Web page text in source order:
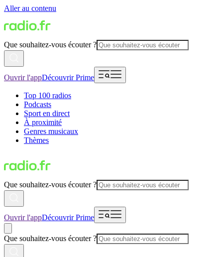
Aller au contenu
Que souhaitez-vous écouter ?
Ouvrir l'appDécouvrir Prime
Top 100 radios
Podcasts
Sport en direct
À proximité
Genres musicaux
Thèmes
Que souhaitez-vous écouter ?
Ouvrir l'appDécouvrir Prime
Que souhaitez-vous écouter ?